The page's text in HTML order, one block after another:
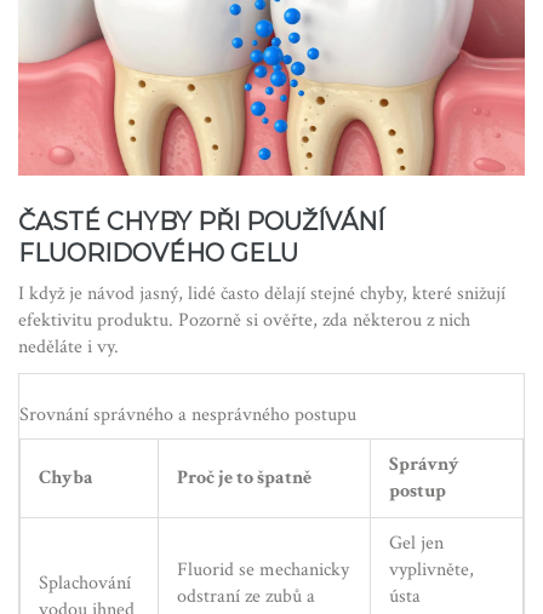
ČASTÉ CHYBY PŘI POUŽÍVÁNÍ
FLUORIDOVÉHO GELU
I když je návod jasný, lidé často dělají stejné chyby, které snižují
efektivitu produktu. Pozorně si ověřte, zda některou z nich
neděláte i vy.
Srovnání správného a nesprávného postupu
Chyba Proč je to špatně
Správný
postup
Splachování
Fluorid se mechanicky
odstraní ze zubů a
Gel jen
vyplivněte,
ústa